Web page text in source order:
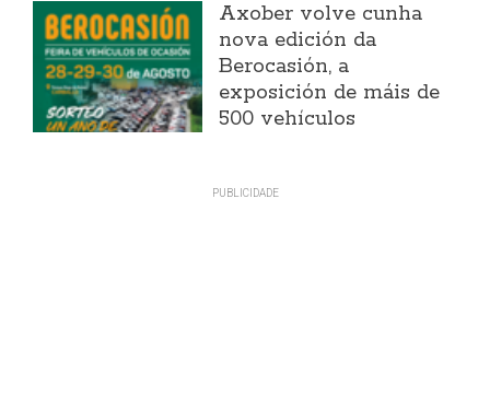
Axober volve cunha
nova edición da
Berocasión, a
exposición de máis de
500 vehículos